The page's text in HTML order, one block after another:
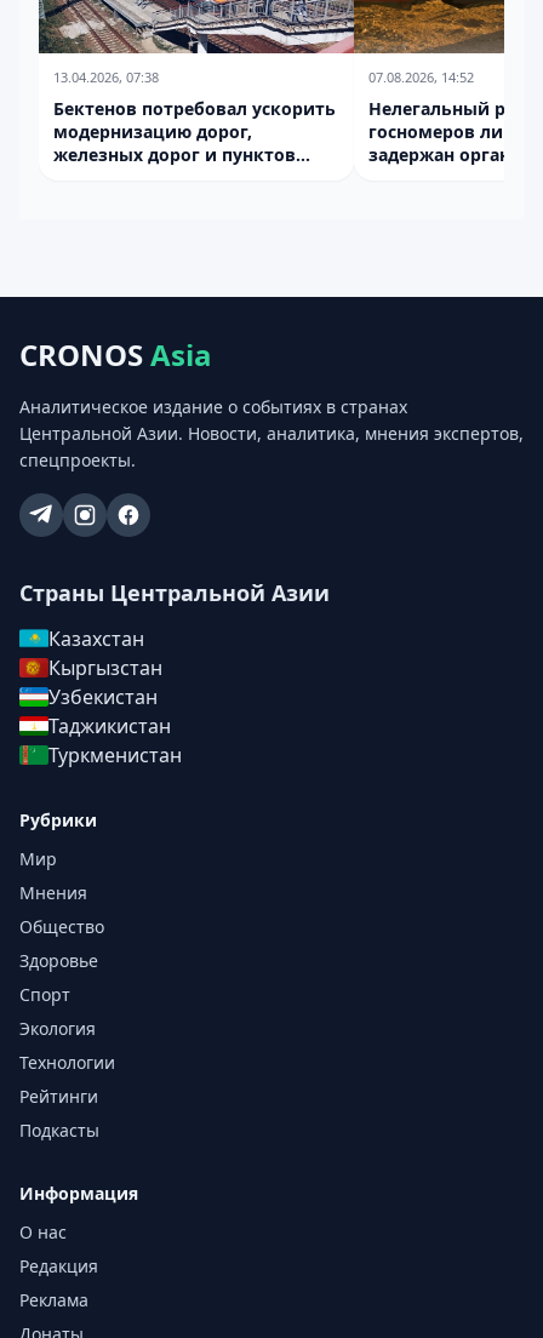
13.04.2026, 07:38
Бектенов потребовал ускорить
модернизацию дорог,
железных дорог и пунктов
07.08.2026, 14:52
Нелегальный
госномеров
задержан
CRONOSAsia
Аналитическое издание о событиях в странах
Центральной Азии. Новости, аналитика, мнения экспертов,
спецпроекты.
Страны Центральной Азии
Казахстан
Кыргызстан
Узбекистан
Таджикистан
Туркменистан
Рубрики
Мир
Мнения
Общество
Здоровье
Спорт
Экология
Технологии
Рейтинги
Подкасты
Информация
О нас
Редакция
Реклама